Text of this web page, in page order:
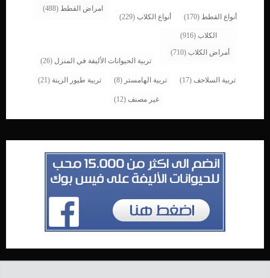
أنواع القطط (170) أنواع الكلاب (229)
امراض القطط (488)
الكلاب (916)
أمراض الكلاب (710)
تربية الحيوانات الأليفة في المنزل (26)
تربية السلاحف (17) تربية الهامستر (8) تربية طيور الزينة (21)
غير مصنف (12)